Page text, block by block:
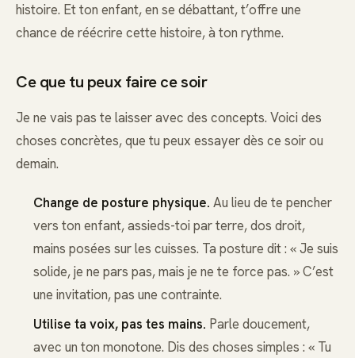
histoire. Et ton enfant, en se débattant, t’offre une
chance de réécrire cette histoire, à ton rythme.
Ce que tu peux faire ce soir
Je ne vais pas te laisser avec des concepts. Voici des
choses concrètes, que tu peux essayer dès ce soir ou
demain.
Change de posture physique. Au lieu de te pencher
vers ton enfant, assieds-toi par terre, dos droit,
mains posées sur les cuisses. Ta posture dit : « Je suis
solide, je ne pars pas, mais je ne te force pas. » C’est
une invitation, pas une contrainte.
Utilise ta voix, pas tes mains. Parle doucement,
avec un ton monotone. Dis des choses simples : « Tu